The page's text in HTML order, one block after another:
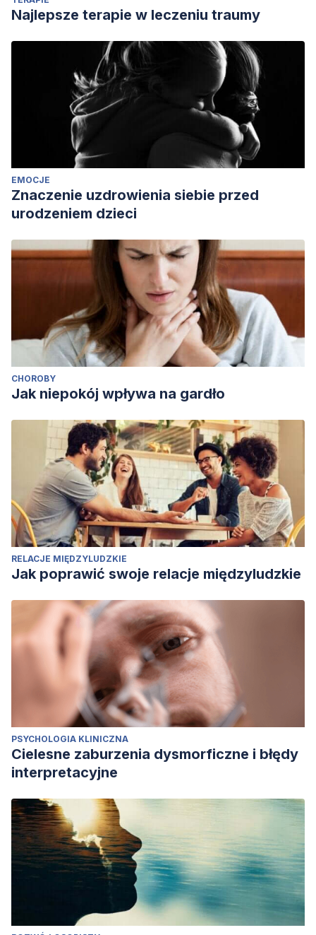
Najlepsze terapie w leczeniu traumy
EMOCJE
Znaczenie uzdrowienia siebie przed
urodzeniem dzieci
CHOROBY
Jak niepokój wpływa na gardło
RELACJE MIĘDZYLUDZKIE
Jak poprawić swoje relacje międzyludzkie
PSYCHOLOGIA KLINICZNA
Cielesne zaburzenia dysmorficzne i błędy
interpretacyjne